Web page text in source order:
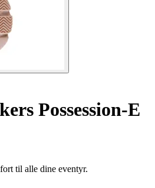
Possession-E
til alle dine eventyr.